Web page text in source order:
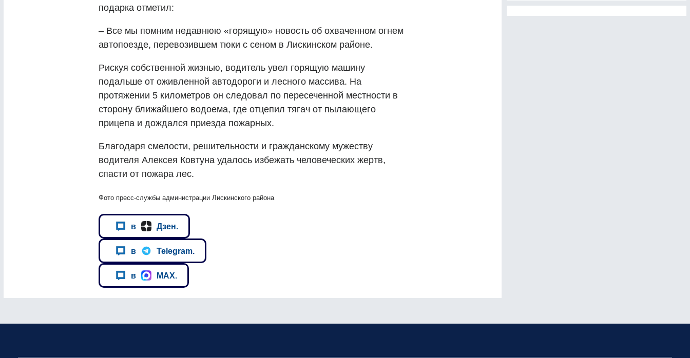
подарка отметил:
– Все мы помним недавнюю «горящую» новость об охваченном огнем
автопоезде, перевозившем тюки с сеном в Лискинском районе.
Рискуя собственной жизнью, водитель увел горящую машину
подальше от оживленной автодороги и лесного массива. На
протяжении 5 километров он следовал по пересеченной местности в
сторону ближайшего водоема, где отцепил тягач от пылающего
прицепа и дождался приезда пожарных.
Благодаря смелости, решительности и гражданскому мужеству
водителя Алексея Ковтуна удалось избежать человеческих жертв,
спасти от пожара лес.
Фото пресс-службы администрации Лискинского района
в Дзен.
в Telegram.
в MAX.